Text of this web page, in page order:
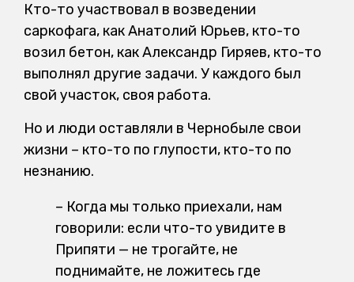
Кто-то участвовал в возведении
саркофага, как Анатолий Юрьев, кто-то
возил бетон, как Александр Гиряев, кто-то
выполнял другие задачи. У каждого был
свой участок, своя работа.
Но и люди оставляли в Чернобыле свои
жизни – кто-то по глупости, кто-то по
незнанию.
– Когда мы только приехали, нам
говорили: если что-то увидите в
Припяти — не трогайте, не
поднимайте, не ложитесь где